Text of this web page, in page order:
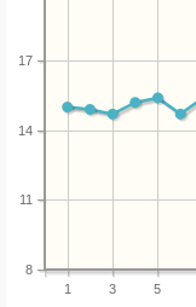
1 3 5
8
11
14
17